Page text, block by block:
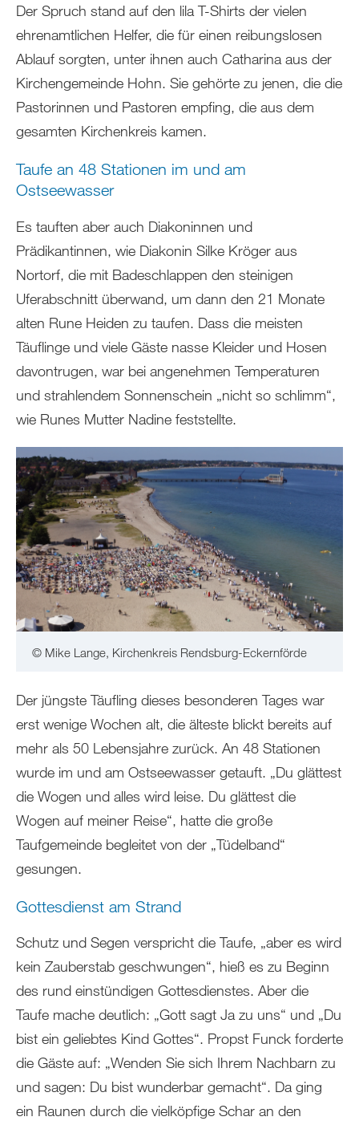
Der Spruch stand auf den lila T-Shirts der vielen
ehrenamtlichen Helfer, die für einen reibungslosen
Ablauf sorgten, unter ihnen auch Catharina aus der
Kirchengemeinde Hohn. Sie gehörte zu jenen, die die
Pastorinnen und Pastoren empfing, die aus dem
gesamten Kirchenkreis kamen.
Taufe an 48 Stationen im und am
Ostseewasser
Es tauften aber auch Diakoninnen und
Prädikantinnen, wie Diakonin Silke Kröger aus
Nortorf, die mit Badeschlappen den steinigen
Uferabschnitt überwand, um dann den 21 Monate
alten Rune Heiden zu taufen. Dass die meisten
Täuflinge und viele Gäste nasse Kleider und Hosen
davontrugen, war bei angenehmen Temperaturen
und strahlendem Sonnenschein „nicht so schlimm“,
wie Runes Mutter Nadine feststellte.
© Mike Lange, Kirchenkreis Rendsburg-Eckernförde
Der jüngste Täufling dieses besonderen Tages war
erst wenige Wochen alt, die älteste blickt bereits auf
mehr als 50 Lebensjahre zurück. An 48 Stationen
wurde im und am Ostseewasser getauft. „Du glättest
die Wogen und alles wird leise. Du glättest die
Wogen auf meiner Reise“, hatte die große
Taufgemeinde begleitet von der „Tüdelband“
gesungen.
Gottesdienst am Strand
Schutz und Segen verspricht die Taufe, „aber es wird
kein Zauberstab geschwungen“, hieß es zu Beginn
des rund einstündigen Gottesdienstes. Aber die
Taufe mache deutlich: „Gott sagt Ja zu uns“ und „Du
bist ein geliebtes Kind Gottes“. Propst Funck forderte
die Gäste auf: „Wenden Sie sich Ihrem Nachbarn zu
und sagen: Du bist wunderbar gemacht“. Da ging
ein Raunen durch die vielköpfige Schar an den